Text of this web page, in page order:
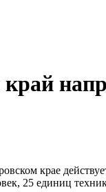
крае
25 единиц